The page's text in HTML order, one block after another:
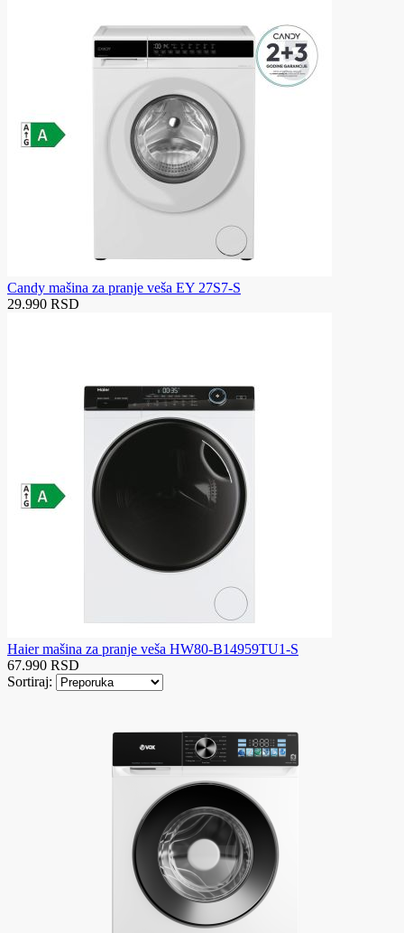
Candy mašina za pranje veša EY 27S7-S
29.990 RSD
Haier mašina za pranje veša HW80-B14959TU1-S
67.990 RSD
Sortiraj: